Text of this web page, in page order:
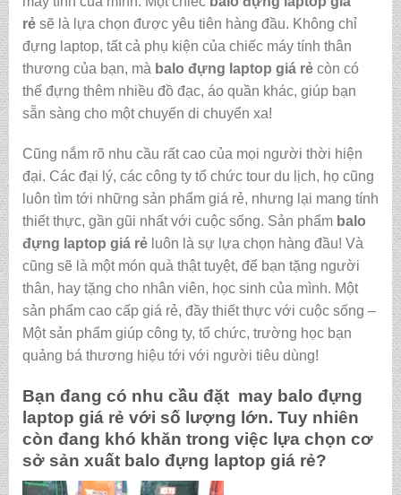
rẻsẽ là lựa chọn được yêu tiên hàng đầu. Không chỉ
đựng laptop, tất cả phụ kiện của chiếc máy tính thân
thương của bạn, mà balo đựng laptop giá rẻcòn có
thể đựng thêm nhiều đồ đạc, áo quần khác, giúp bạn
sẵn sàng cho một chuyến di chuyển xa!
Cũng nắm rõ nhu cầu rất cao của mọi người thời hiện
đại. Các đại lý, các công ty tổ chức tour du lịch, họ cũng
luôn tìm tới những sản phẩm giá rẻ, nhưng lại mang tính
thiết thực, gần gũi nhất với cuộc sống. Sản phẩm balo
đựng laptop giá rẻ luôn là sự lựa chọn hàng đầu! Và
cũng sẽ là một món quà thật tuyệt, để bạn tặng người
thân, hay tặng cho nhân viên, học sinh của mình. Một
sản phẩm cao cấp giá rẻ, đầy thiết thực với cuộc sống –
Một sản phẩm giúp công ty, tổ chức, trường học bạn
quảng bá thương hiệu tới với người tiêu dùng!
Bạn đang có nhu cầu đặt maybalo đựng
laptop giá rẻ với số lượng lớn. Tuy nhiên
còn đang khó khăn trong việc lựa chọn cơ
sở sản xuất balo đựng laptop giá rẻ?